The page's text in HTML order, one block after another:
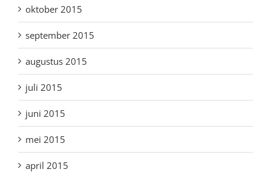
oktober 2015
september 2015
augustus 2015
juli 2015
juni 2015
mei 2015
april 2015